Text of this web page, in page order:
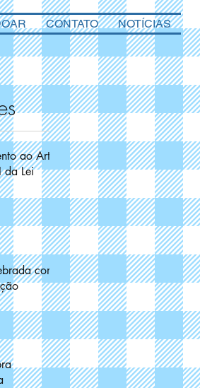
ao Art.
da Lei
com
CONTATO NOTÍCIAS